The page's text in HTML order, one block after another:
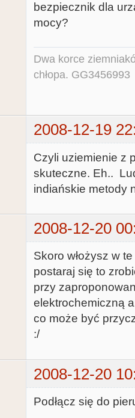
bezpiecznik dla
mocy?
Dwa korce
chłopa. GG3456993
2008-12-19
Czyli uziemienie z
skuteczne. Eh..
indiańskie metody
2008-12-20
Skoro włożysz w
postaraj się to
przy
elektrochemiczną
co może być
:/
2008-12-20
Podłącz się do